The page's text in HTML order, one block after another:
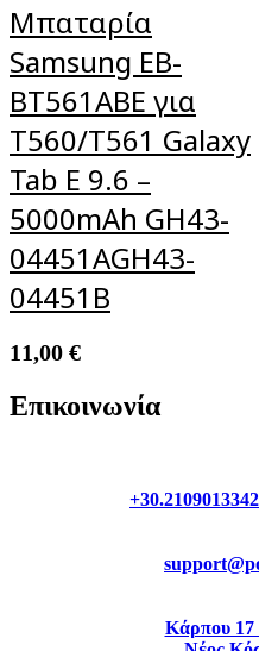
Μπαταρία
Samsung EB-
BT561ABE για
T560/T561 Galaxy
Tab E 9.6 –
5000mAh GH43-
04451AGH43-
04451B
11,00 €
Επικοινωνία
+30.2109013342
Κάρπου 17